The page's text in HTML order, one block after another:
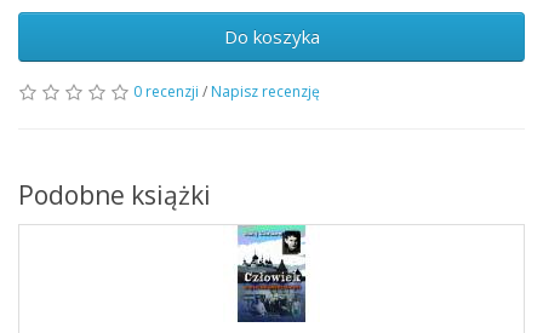
Do koszyka
0 recenzji / Napisz recenzję
Podobne książki